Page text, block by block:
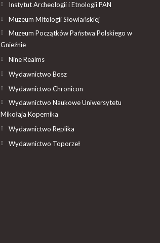
Instytut Archeologii i Etnologii PAN
Muzeum Mitologii Słowiańskiej
Muzeum Początków Państwa Polskiego w
Gnieźnie
Nine Realms
Wydawnictwo Bosz
Wydawnictwo Chronicon
Wydawnictwo Naukowe Uniwersytetu
Mikołaja Kopernika
Wydawnictwo Replika
Wydawnictwo Toporzeł